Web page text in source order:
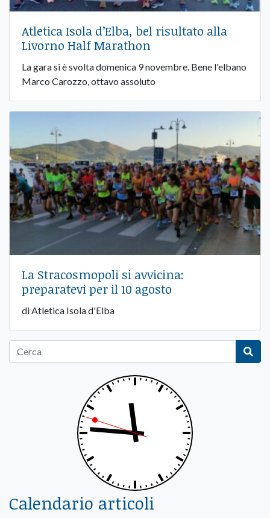
Atletica Isola d’Elba, bel risultato alla
Livorno Half Marathon
La gara si è svolta domenica 9 novembre. Bene l'elbano
Marco Carozzo, ottavo assoluto
La Stracosmopoli si avvicina:
preparatevi per il 10 agosto
di Atletica Isola d'Elba
Calendario articoli